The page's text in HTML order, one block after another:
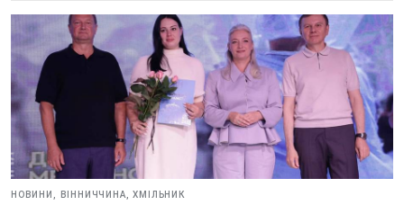
НОВИНИ, ВІННИЧЧИНА, ХМІЛЬНИК